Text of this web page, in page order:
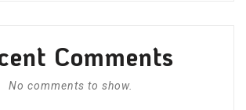
Comments
No comments to show.